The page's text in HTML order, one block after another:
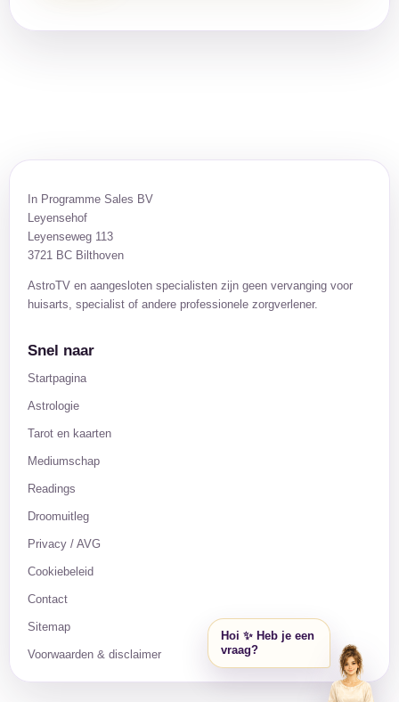
In Programme Sales BV
Leyensehof
Leyenseweg 113
3721 BC Bilthoven
AstroTV en aangesloten specialisten zijn geen vervanging voor
huisarts, specialist of andere professionele zorgverlener.
Snel naar
Startpagina
Astrologie
Tarot en kaarten
Mediumschap
Readings
Droomuitleg
Privacy / AVG
Cookiebeleid
Contact
Sitemap
Voorwaarden & disclaimer
Hoi ✨ Heb je een
vraag?